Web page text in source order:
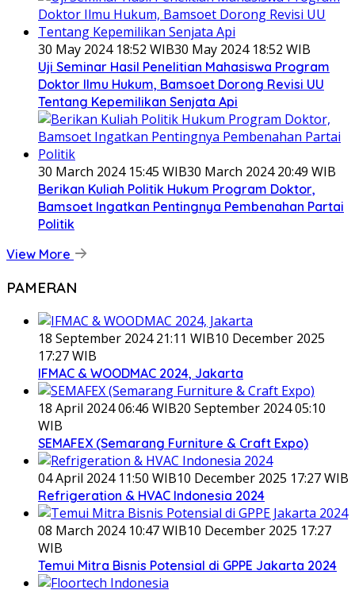
30 May 2024 18:52 WIB30 May 2024 18:52 WIB
Uji Seminar Hasil Penelitian Mahasiswa Program
Doktor Ilmu Hukum, Bamsoet Dorong Revisi UU
Tentang Kepemilikan Senjata Api
30 March 2024 15:45 WIB30 March 2024 20:49 WIB
Berikan Kuliah Politik Hukum Program Doktor,
Bamsoet Ingatkan Pentingnya Pembenahan Partai
Politik
View More
PAMERAN
18 September 2024 21:11 WIB10 December 2025
17:27 WIB
IFMAC & WOODMAC 2024, Jakarta
18 April 2024 06:46 WIB20 September 2024 05:10
WIB
SEMAFEX (Semarang Furniture & Craft Expo)
04 April 2024 11:50 WIB10 December 2025 17:27 WIB
Refrigeration & HVAC Indonesia 2024
08 March 2024 10:47 WIB10 December 2025 17:27
WIB
Temui Mitra Bisnis Potensial di GPPE Jakarta 2024